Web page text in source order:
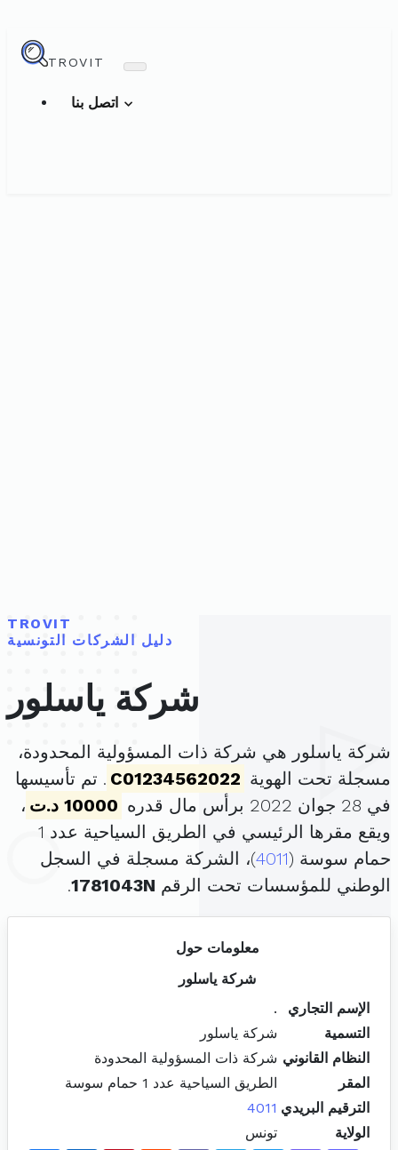
TROVIT
TROVIT
دليل الشركات التونسية
شركة ياسلور
شركة ياسلور هي شركة ذات المسؤولية المحدودة،
مسجلة تحت الهوية C01234562022 . تم تأسيسها
في 28 جوان 2022 برأس مال قدره
10000 د.ت
،
ويقع مقرها الرئيسي في الطريق السياحية عدد 1
حمام سوسة (4011)، الشركة مسجلة في السجل
الوطني للمؤسسات تحت الرقم 1781043N
.
معلومات حول
شركة ياسلور
الإسم التجاري
.
التسمية
شركة ياسلور
النظام القانوني شركة ذات المسؤولية المحدودة
المقر
الطريق السياحية عدد 1 حمام سوسة
الترقيم البريدي 4011
الولاية
تونس